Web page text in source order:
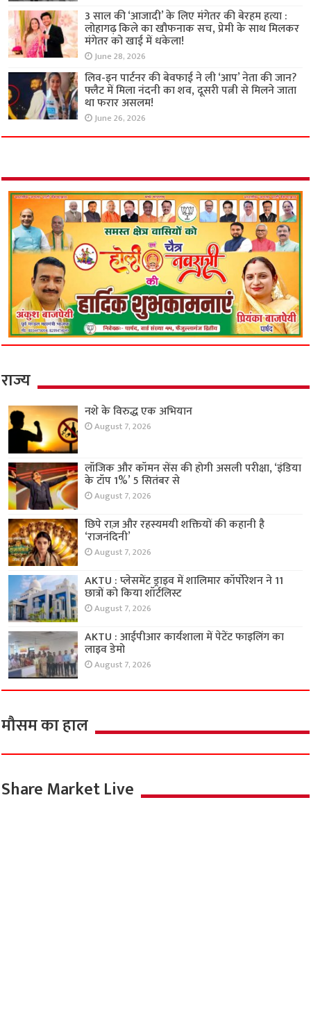
3 साल की ‘आजादी’ के लिए मंगेतर की बेरहम हत्या :
लोहागढ़ किले का खौफनाक सच, प्रेमी के साथ मिलकर
मंगेतर को खाई में धकेला!
June 28, 2026
लिव-इन पार्टनर की बेवफाई ने ली ‘आप’ नेता की जान?
फ्लैट में मिला नंदनी का शव, दूसरी पत्नी से मिलने जाता
था फरार असलम!
June 26, 2026
राज्य
नशे के विरुद्ध एक अभियान
August 7, 2026
लॉजिक और कॉमन सेंस की होगी असली परीक्षा, ‘इंडिया
के टॉप 1%’ 5 सितंबर से
August 7, 2026
छिपे राज़ और रहस्यमयी शक्तियों की कहानी है
‘राजनंदिनी’
August 7, 2026
AKTU : प्लेसमेंट ड्राइव में शालिमार कॉर्पोरेशन ने 11
छात्रों को किया शॉर्टलिस्ट
August 7, 2026
AKTU : आईपीआर कार्यशाला में पेटेंट फाइलिंग का
लाइव डेमो
August 7, 2026
मौसम का हाल
Share Market Live